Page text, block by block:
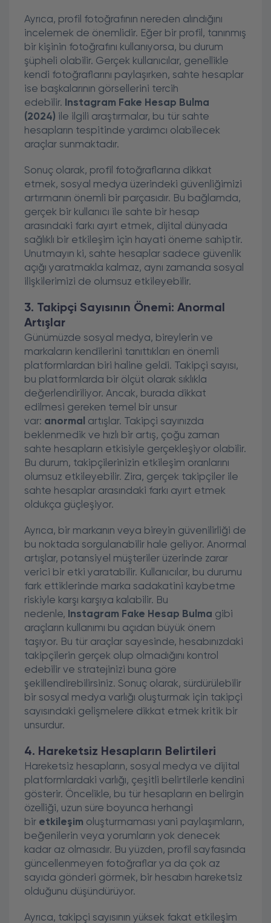
Ayrıca, profil fotoğrafının nereden alındığını
incelemek de önemlidir. Eğer bir profil, tanınmış
bir kişinin fotoğrafını kullanıyorsa, bu durum
şüpheli olabilir. Gerçek kullanıcılar, genellikle
kendi fotoğraflarını paylaşırken, sahte hesaplar
ise başkalarının görsellerini tercih
edebilir. Instagram Fake Hesap Bulma
(2024) ile ilgili araştırmalar, bu tür sahte
hesapların tespitinde yardımcı olabilecek
araçlar sunmaktadır.
Sonuç olarak, profil fotoğraflarına dikkat
etmek, sosyal medya üzerindeki güvenliğimizi
artırmanın önemli bir parçasıdır. Bu bağlamda,
gerçek bir kullanıcı ile sahte bir hesap
arasındaki farkı ayırt etmek, dijital dünyada
sağlıklı bir etkileşim için hayati öneme sahiptir.
Unutmayın ki, sahte hesaplar sadece güvenlik
açığı yaratmakla kalmaz, aynı zamanda sosyal
ilişkilerimizi de olumsuz etkileyebilir.
3. Takipçi Sayısının Önemi: Anormal
Artışlar
Günümüzde sosyal medya, bireylerin ve
markaların kendilerini tanıttıkları en önemli
platformlardan biri haline geldi. Takipçi sayısı,
bu platformlarda bir ölçüt olarak sıklıkla
değerlendiriliyor. Ancak, burada dikkat
edilmesi gereken temel bir unsur
var: anormal artışlar. Takipçi sayınızda
beklenmedik ve hızlı bir artış, çoğu zaman
sahte hesapların etkisiyle gerçekleşiyor olabilir.
Bu durum, takipçilerinizin etkileşim oranlarını
olumsuz etkileyebilir. Zira, gerçek takipçiler ile
sahte hesaplar arasındaki farkı ayırt etmek
oldukça güçleşiyor.
Ayrıca, bir markanın veya bireyin güvenilirliği de
bu noktada sorgulanabilir hale geliyor. Anormal
artışlar, potansiyel müşteriler üzerinde zarar
verici bir etki yaratabilir. Kullanıcılar, bu durumu
fark ettiklerinde marka sadakatini kaybetme
riskiyle karşı karşıya kalabilir. Bu
nedenle, Instagram Fake Hesap Bulma gibi
araçların kullanımı bu açıdan büyük önem
taşıyor. Bu tür araçlar sayesinde, hesabınızdaki
takipçilerin gerçek olup olmadığını kontrol
edebilir ve stratejinizi buna göre
şekillendirebilirsiniz. Sonuç olarak, sürdürülebilir
bir sosyal medya varlığı oluşturmak için takipçi
sayısındaki gelişmelere dikkat etmek kritik bir
unsurdur.
4. Hareketsiz Hesapların Belirtileri
Hareketsiz hesapların, sosyal medya ve dijital
platformlardaki varlığı, çeşitli belirtilerle kendini
gösterir. Öncelikle, bu tür hesapların en belirgin
özelliği, uzun süre boyunca herhangi
bir etkileşim oluşturmaması yani paylaşımların,
beğenilerin veya yorumların yok denecek
kadar az olmasıdır. Bu yüzden, profil sayfasında
güncellenmeyen fotoğraflar ya da çok az
sayıda gönderi görmek, bir hesabın hareketsiz
olduğunu düşündürüyor.
Ayrıca, takipçi sayısının yüksek fakat etkileşim